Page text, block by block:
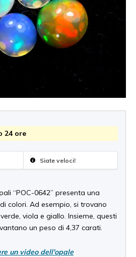
24 ore
Siate veloci!
“POC-0642” presenta una
colori. Ad esempio, si trovano
viola e giallo. Insieme, questi
un peso di 4,37 carati.
un video dell'opale